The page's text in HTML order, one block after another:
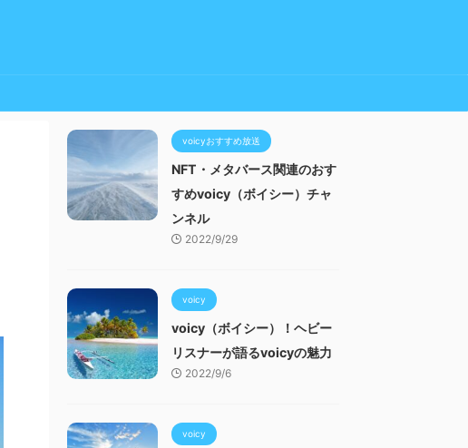
voicyおすすめ放送
NFT・メタバース関連のおす
すめvoicy（ボイシー）チャ
ンネル
2022/9/29
voicy
voicy（ボイシー）！ヘビー
リスナーが語るvoicyの魅力
2022/9/6
voicy